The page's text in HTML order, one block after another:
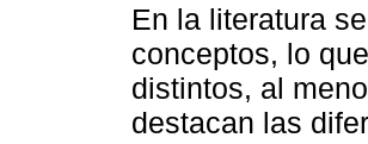
En la literatura
conceptos, lo
distintos, al
destacan las